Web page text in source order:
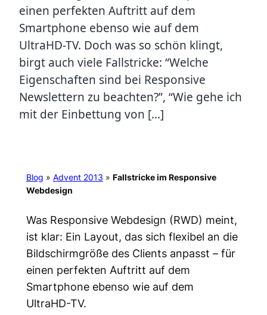
einen perfekten Auftritt auf dem
Smartphone ebenso wie auf dem
UltraHD-TV. Doch was so schön klingt,
birgt auch viele Fallstricke: “Welche
Eigenschaften sind bei Responsive
Newslettern zu beachten?”, “Wie gehe ich
mit der Einbettung von […]
Blog » Advent 2013 » Fallstricke im Responsive
Webdesign
Was Responsive Webdesign (RWD) meint,
ist klar: Ein Layout, das sich flexibel an die
Bildschirmgröße des Clients anpasst – für
einen perfekten Auftritt auf dem
Smartphone ebenso wie auf dem
UltraHD-TV.